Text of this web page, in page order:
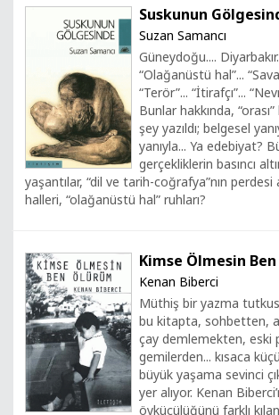
Suskunun
Suzan Samancı
Güneydoğu....
“Olağanüstü hal”...
“Terör”... “İtirafçı”...
Bunlar hakkında,
şey yazıldı; belgesel
yanıyla... Ya edebiyat?
gerçekliklerin basıncı
yaşantılar, “dil ve tarih-coğrafya”nın perdesi
halleri, “olağanüstü hal” ruhları?
Kimse Ölmesin
Kenan Biberci
Müthiş bir yazma
bu kitapta, sohbetten,
çay demlemekten, eski
gemilerden... kısaca
büyük yaşama sevinci
yer alıyor. Kenan
öykücülüğünü farklı